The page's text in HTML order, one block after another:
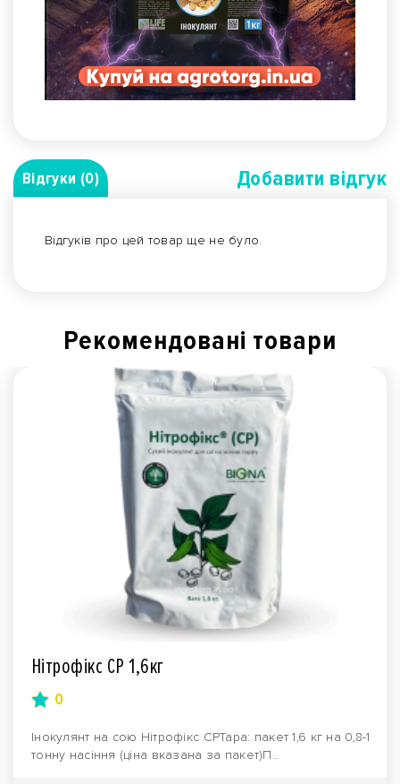
Відгуки (0) Добавити вiдгук
Відгуків про цей товар ще не було.
Рекомендованi товари
Нітрофікс СР 1,6кг
0
Інокулянт на сою Нітрофікс СРТара: пакет 1,6 кг на 0,8-1
тонну насіння (ціна вказана за пакет)П..